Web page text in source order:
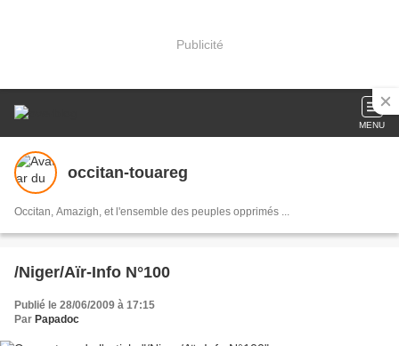
Publicité
MENU
occitan-touareg
Occitan, Amazigh, et l'ensemble des peuples opprimés ...
/Niger/Aïr-Info N°100
Publié le 28/06/2009 à 17:15
Par Papadoc